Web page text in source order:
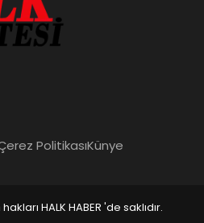
PolitikasıKünye
HALK HABER 'de saklıdır.